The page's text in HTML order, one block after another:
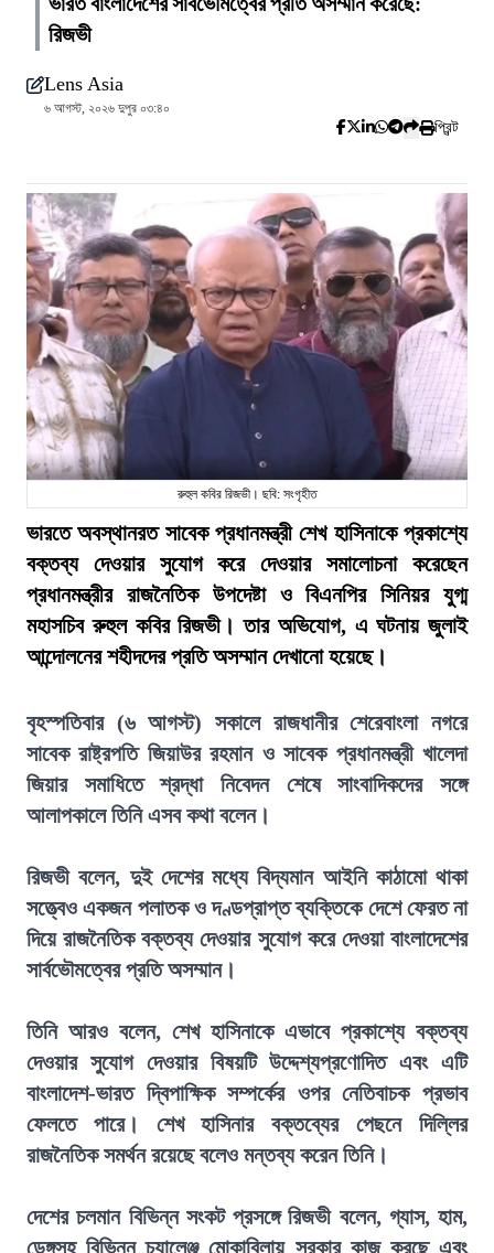
রিজভী
Lens Asia
৬ আগস্ট, ২০২৬ দুপুর ০৩:৪০
প্রিন্ট
রুহুল কবির রিজভী। ছবি: সংগৃহীত
ভারতে অবস্থানরত সাবেক প্রধানমন্ত্রী শেখ হাসিনাকে প্রকাশ্যে
বক্তব্য দেওয়ার সুযোগ করে দেওয়ার সমালোচনা করেছেন
প্রধানমন্ত্রীর রাজনৈতিক উপদেষ্টা ও বিএনপির সিনিয়র যুগ্ম
মহাসচিব রুহুল কবির রিজভী। তার অভিযোগ, এ ঘটনায় জুলাই
আন্দোলনের শহীদদের প্রতি অসম্মান দেখানো হয়েছে।
বৃহস্পতিবার (৬ আগস্ট) সকালে রাজধানীর শেরেবাংলা নগরে
সাবেক রাষ্ট্রপতি জিয়াউর রহমান ও সাবেক প্রধানমন্ত্রী খালেদা
জিয়ার সমাধিতে শ্রদ্ধা নিবেদন শেষে সাংবাদিকদের সঙ্গে
আলাপকালে তিনি এসব কথা বলেন।
রিজভী বলেন, দুই দেশের মধ্যে বিদ্যমান আইনি কাঠামো থাকা
সত্ত্বেও একজন পলাতক ও দণ্ডপ্রাপ্ত ব্যক্তিকে দেশে ফেরত না
দিয়ে রাজনৈতিক বক্তব্য দেওয়ার সুযোগ করে দেওয়া বাংলাদেশের
সার্বভৌমত্বের প্রতি অসম্মান।
তিনি আরও বলেন, শেখ হাসিনাকে এভাবে প্রকাশ্যে বক্তব্য
দেওয়ার সুযোগ দেওয়ার বিষয়টি উদ্দেশ্যপ্রণোদিত এবং এটি
বাংলাদেশ-ভারত দ্বিপাক্ষিক সম্পর্কের ওপর নেতিবাচক প্রভাব
ফেলতে পারে। শেখ হাসিনার বক্তব্যের পেছনে দিল্লির
রাজনৈতিক সমর্থন রয়েছে বলেও মন্তব্য করেন তিনি।
দেশের চলমান বিভিন্ন সংকট প্রসঙ্গে রিজভী বলেন, গ্যাস, হাম,
ডেঙ্গুসহ বিভিন্ন চ্যালেঞ্জ মোকাবিলায় সরকার কাজ করছে এবং